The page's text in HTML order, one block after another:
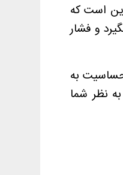
دارد. مشکلم با دختر م این است که
و فشار
به
نظر شما